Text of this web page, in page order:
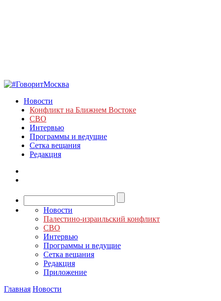
Новости
Конфликт на Ближнем Востоке
СВО
Интервью
Программы и ведущие
Сетка вещания
Редакция
Новости
Палестино-израильский конфликт
СВО
Интервью
Программы и ведущие
Сетка вещания
Редакция
Приложение
Главная Новости